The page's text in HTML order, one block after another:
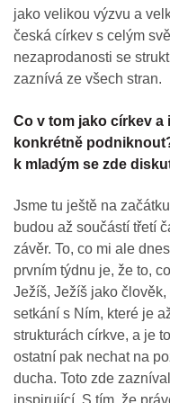
jako velikou výzvu a
česká církev s celým
nezaprodanosti se
zaznívá ze všech stran.
Co v tom jako církev a
konkrétně
k mladým se zde
Jsme tu ještě na
budou až součástí třetí
závěr. To, co mi ale
prvním týdnu je, že to,
Ježíš, Ježíš jako
setkání s Ním, které je
strukturách církve, a je
ostatní pak nechat na
ducha. Toto zde